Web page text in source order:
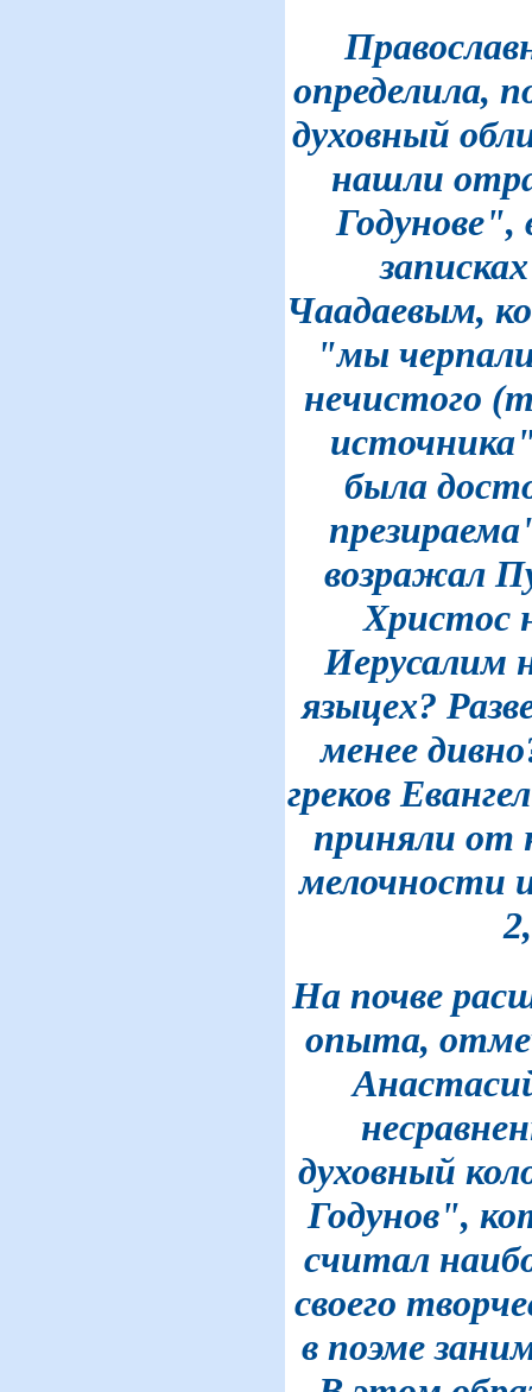
определила,
духовный
нашли
Чаадаевым,
"мы
нечистого
была
возражал
Христос
Иерусалим
языцех?
менее
греков
приняли от
мелочности
На почве
опыта,
духовный
Годунов",
считал
своего
в поэме